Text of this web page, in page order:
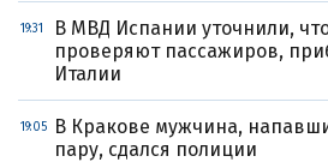
19:31
В МВД Испании уточнили,
проверяют пассажиров,
Италии
19:05
В Кракове мужчина,
пару, сдался полиции